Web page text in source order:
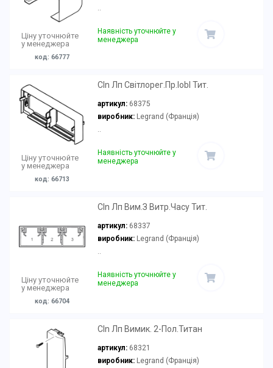
Ціну уточнюйте
у менеджера
код: 66777
Наявність уточнюйте у
менеджера
Ціну уточнюйте
у менеджера
код: 66713
Cln Лп Світлорег.Пр.Iobl Тит.
артикул: 68375
виробник:Legrand (Франція)
..
Наявність уточнюйте у
менеджера
Ціну уточнюйте
у менеджера
код: 66704
Cln Лп Вим.З Витр.Часу Тит.
артикул: 68337
виробник:Legrand (Франція)
..
Наявність уточнюйте у
менеджера
Cln Лп Вимик. 2-Пол.Титан
артикул: 68321
виробник:Legrand (Франція)